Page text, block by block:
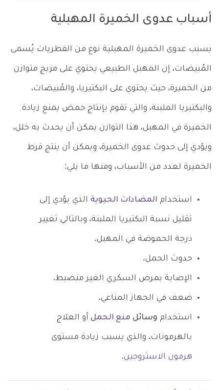
أسباب عدوى الخميرة المهبلية
يسبب عدوى الخميرة المهبلية نوع من الفطريات يُسمى
المُبيضات، إن المهبل الطبيعي يحتوي على مزيج متوازن
من الخميرة، حيث يحتوي على البكتيريا، والمُبيضات،
والبكتيريا الملبنة، والتي تقوم بإنتاج حمض يمنع زيادة
الخميرة في المهبل، هذا التوازن يمكن أن يحدث به خلل،
ويؤدي إلى حدوث عدوى الخميرة، ويمكن أن ينتج فرط
الخميرة لعدد من الأسباب، ومنها ما يلي:
استخدام المضادات الحيوية الذي يؤدي إلى
تقليل نسبة البكتيريا الملبنة، وبالتالي تغيير
درجة الحموضة في المهبل.
حدوث الحمل.
الإصابة بمرض السكري الغير منضبط.
ضعف في الجهاز المناعي.
استخدام وسائل منع الحمل أو العلاج
بالهرمونات، والذي يسبب زيادة مستوى
هرمون الاستروجين.